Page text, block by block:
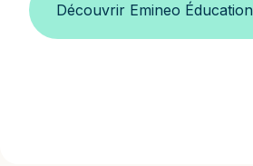
Découvrir Emineo Éducation